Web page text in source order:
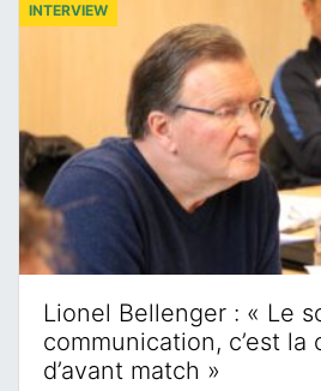
Lionel Bellenger : « Le
communication, c’est la
d’avant match »
INTERVIEW